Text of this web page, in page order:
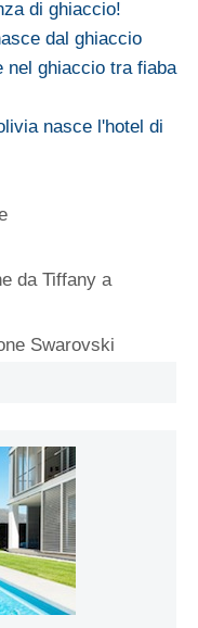
di ghiaccio!
dal ghiaccio
nel ghiaccio tra fiaba
nasce l'hotel di
da Tiffany a
Swarovski